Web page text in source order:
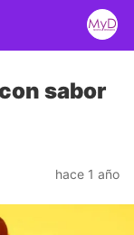
sabor
hace 1 año